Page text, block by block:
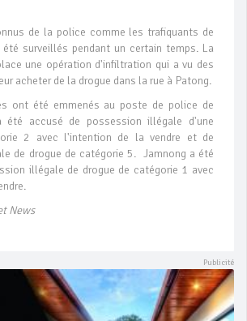
de la police comme les trafiquants de
surveillés pendant un certain temps. La
une opération d'infiltration qui a vu des
acheter de la drogue dans la rue à Patong.
ont été emmenés au poste de police de
été accusé de possession illégale d'une
2 avec l'intention de la vendre et de
de drogue de catégorie 5. Jamnong a été
illégale de drogue de catégorie 1 avec
News